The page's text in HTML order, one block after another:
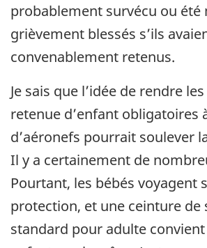
probablement survécu ou été
grièvement blessés s’ils
convenablement retenus.
Je sais que l’idée de rendre
retenue d’enfant obligatoires
d’aéronefs pourrait soulever
Il y a certainement de
Pourtant, les bébés voyagent
protection, et une ceinture de
standard pour adulte